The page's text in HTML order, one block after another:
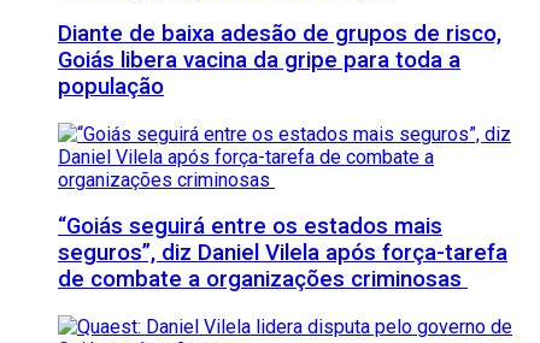
Diante de baixa adesão de grupos de risco,
Goiás libera vacina da gripe para toda a
população
“Goiás seguirá entre os estados mais
seguros”, diz Daniel Vilela após força-tarefa
de combate a organizações criminosas